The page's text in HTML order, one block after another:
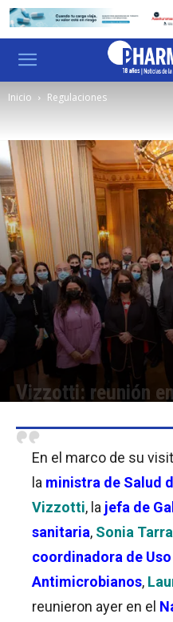
Inicio Regulaciones
Vizzotti: reunión
En el marco de su
la ministra de Salud
Vizzotti, la jefa de
sanitaria, Sonia
coordinadora de
Antimicrobianos,
reunieron ayer en el